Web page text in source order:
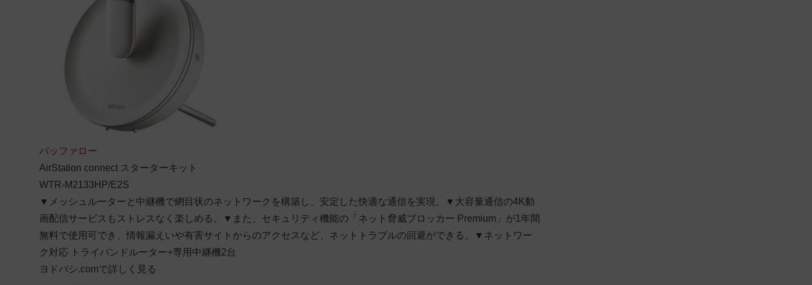
バッファロー
AirStation connect スターターキット
WTR-M2133HP/E2S
▼メッシュルーターと中継機で網目状のネットワークを構築し、安定した快適な通信を実現。▼大容量通信の4K動
画配信サービスもストレスなく楽しめる。▼また、セキュリティ機能の「ネット脅威ブロッカー Premium」が1年間
無料で使用可でき、情報漏えいや有害サイトからのアクセスなど、ネットトラブルの回避ができる。▼ネットワー
ク対応 トライバンドルーター+専用中継機2台
ヨドバシ.comで詳しく見る